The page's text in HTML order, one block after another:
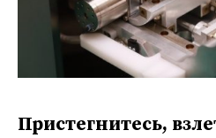
Пристегнитесь,